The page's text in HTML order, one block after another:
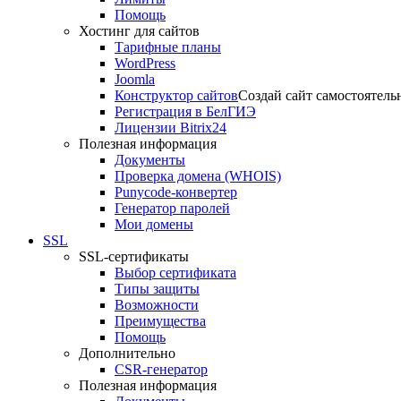
Помощь
Хостинг для сайтов
Тарифные планы
WordPress
Joomla
Конструктор сайтовСоздай сайт
Регистрация в БелГИЭ
Лицензии Bitrix24
Полезная информация
Документы
Проверка домена (WHOIS)
Punycode-конвертер
Генератор паролей
Мои домены
SSL
SSL-сертификаты
Выбор сертификата
Типы защиты
Возможности
Преимущества
Помощь
Дополнительно
CSR-генератор
Полезная информация